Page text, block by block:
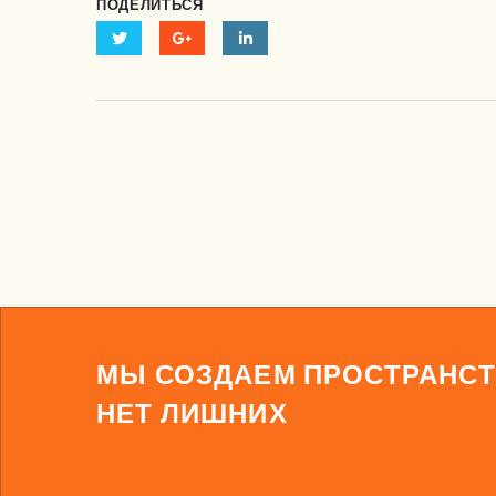
ПОДЕЛИТЬСЯ
МЫ СОЗДАЕМ
НЕТ ЛИШНИХ